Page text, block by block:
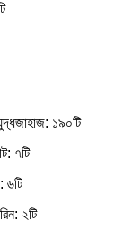
১৯০টি
৭টি
৬টি
২টি